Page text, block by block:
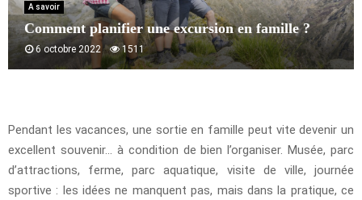
A savoir
Comment planifier une excursion en famille ?
6 octobre 2022 1511
Pendant les vacances, une sortie en famille peut vite devenir un
excellent souvenir… à condition de bien l’organiser. Musée, parc
d’attractions, ferme, parc aquatique, visite de ville, journée
sportive : les idées ne manquent pas, mais dans la pratique, ce